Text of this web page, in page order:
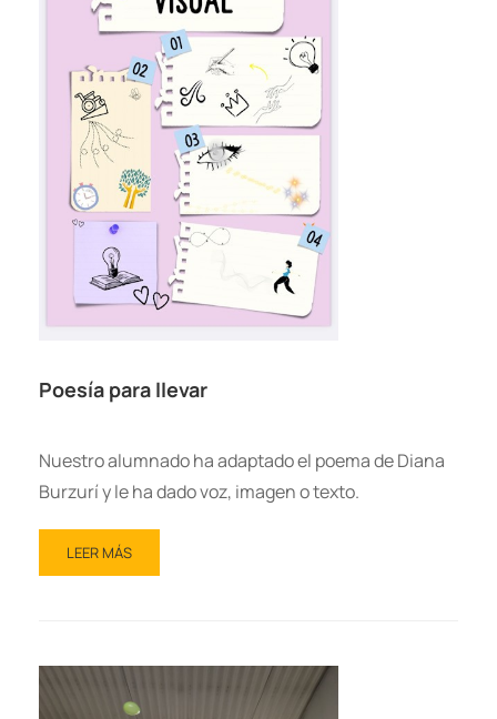
Poesía para llevar
Nuestro alumnado ha adaptado el poema de Diana
Burzurí y le ha dado voz, imagen o texto.
LEER MÁS